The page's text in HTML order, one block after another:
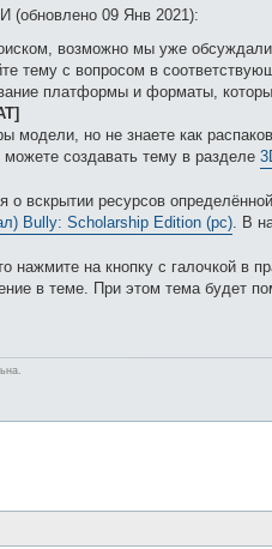
09 Янв 2021):
возможно мы уже
тему с вопросом в
платформы и форматы,
но не знаете как
можете создавать тему в разделе
вскрытии ресурсов
Bully: Scholarship Edition (pc). В
нажмите на кнопку с галочкой в
в теме. При этом тема будет